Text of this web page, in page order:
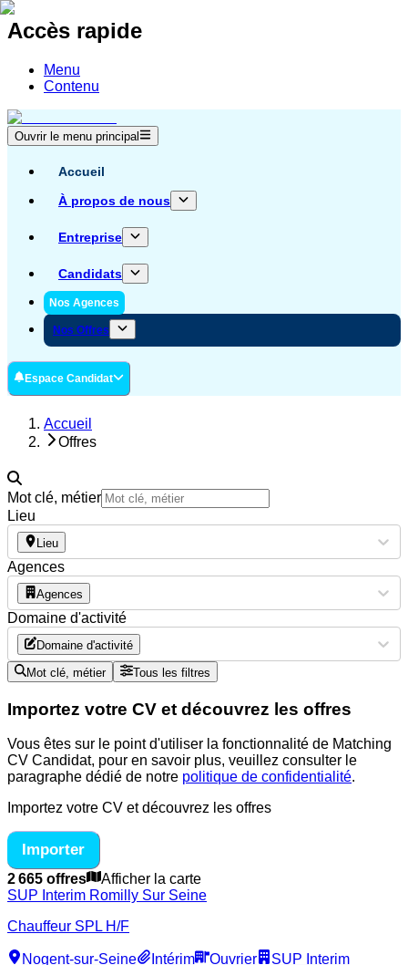
Accès rapide
Menu
Contenu
Ouvrir le menu principal
Accueil
À propos de nous
Entreprise
Candidats
Nos Agences
Nos Offres
Espace Candidat
Accueil
Offres
Mot clé, métier
Lieu
Lieu
Agences
Agences
Domaine d'activité
Domaine d'activité
Mot clé, métier Tous les filtres
Importez votre CV et découvrez les offres
Vous êtes sur le point d'utiliser la fonctionnalité de Matching
CV Candidat, pour en savoir plus, veuillez consulter le
paragraphe dédié de notre politique de confidentialité.
Importez votre CV et découvrez les offres
Importer
2 665 offres
Afficher la carte
SUP Interim Romilly Sur Seine
Chauffeur SPL H/F
Nogent-sur-Seine Intérim Ouvrier
SUP Interim